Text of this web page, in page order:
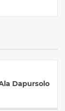
Dapursolo